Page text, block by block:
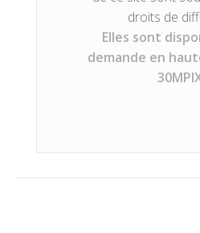
droits de
Elles sont
demande en